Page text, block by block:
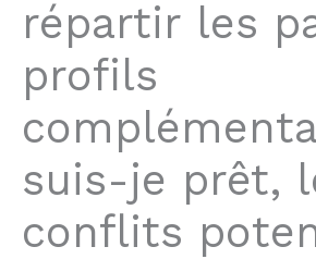
répartir les
profils
suis-je prêt,
conflits